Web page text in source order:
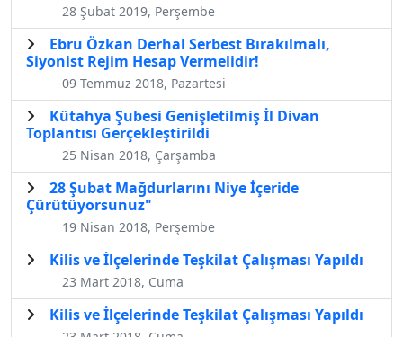
28 Şubat 2019, Perşembe
Ebru Özkan Derhal Serbest Bırakılmalı,
Siyonist Rejim Hesap Vermelidir!
09 Temmuz 2018, Pazartesi
Kütahya Şubesi Genişletilmiş İl Divan
Toplantısı Gerçekleştirildi
25 Nisan 2018, Çarşamba
28 Şubat Mağdurlarını Niye İçeride
Çürütüyorsunuz"
19 Nisan 2018, Perşembe
Kilis ve İlçelerinde Teşkilat Çalışması Yapıldı
23 Mart 2018, Cuma
Kilis ve İlçelerinde Teşkilat Çalışması Yapıldı